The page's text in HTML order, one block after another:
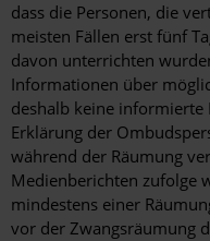
dass die Personen, die
meisten Fällen erst fünf
davon unterrichten
Informationen über
deshalb keine informierte
Erklärung der
während der Räumung
Medienberichten zufolge
mindestens einer
vor der Zwangsräumung